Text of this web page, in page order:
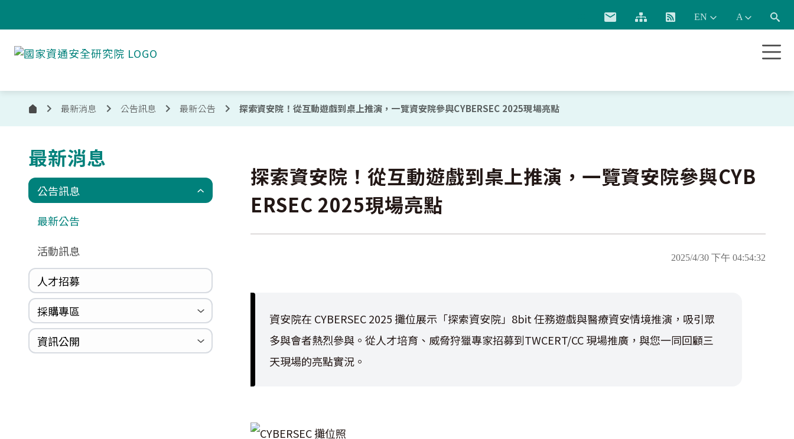
通
安
首
頁
最新消息 公告訊息 最新公告 探索資安院！從互動遊戲到桌上推演，一覽資安院參與CYBERSEC 2025現場亮點
最新消息
公告訊息
最新公告
活動訊息
人才招募
採購專區
公開招標
採購公告
資訊公開
探索資安院！從互動遊戲到桌上推演，一覽資安院參與CYB
ERSEC 2025現場亮點
2025/4/30 下午 04:54:32
資安院在 CYBERSEC 2025 攤位展示「探索資安院」8bit 任務遊戲與醫療資安情境推演，吸引眾
多與會者熱烈參與。從人才培育、威脅狩獵專家招募到TWCERT/CC 現場推廣，與您一同回顧三
天現場的亮點實況。